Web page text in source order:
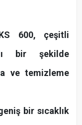
600, çeşitli
bir şekilde
ve temizleme
bir sıcaklık